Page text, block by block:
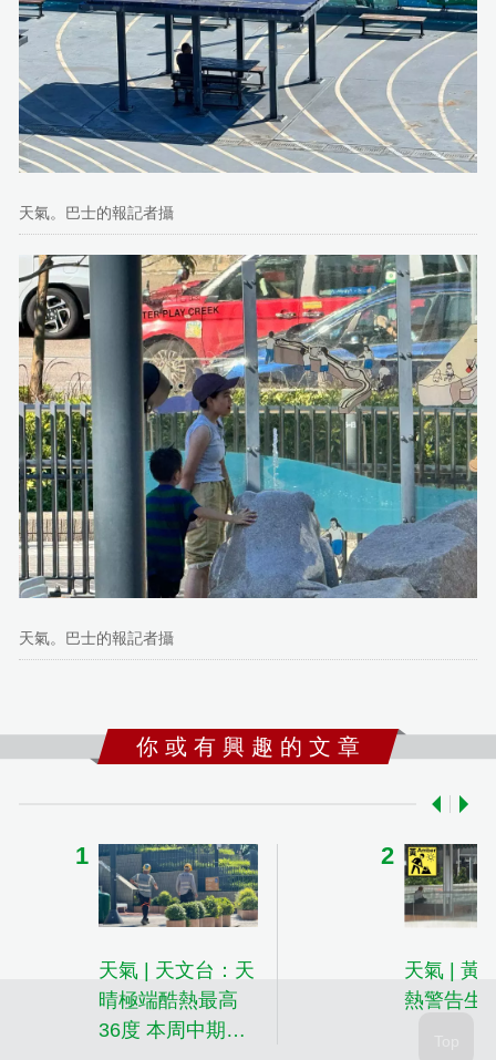
天氣。巴士的報記者攝
天氣。巴士的報記者攝
你 或 有 興 趣 的 文 章
天氣 | 天文台：天
晴極端酷熱最高
36度 本周中期高
天氣 | 黃
熱警告生